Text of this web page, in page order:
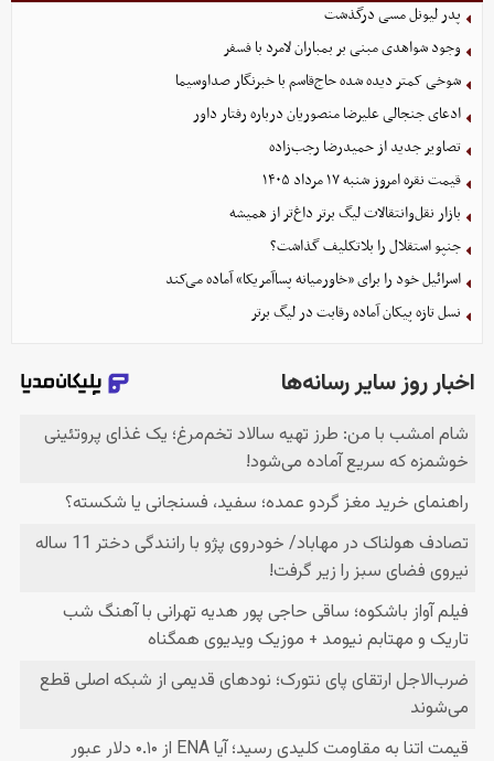
پدر لیونل مسی درگذشت
وجود شواهدی مبنی بر بمباران لامرد با فسفر
شوخی کمتر دیده شده حاج‌قاسم با خبرنگار صداوسیما
ادعای جنجالی علیرضا منصوریان درباره رفتار داور
تصاویر جدید از حمیدرضا رجب‌زاده
قیمت نقره امروز شنبه ۱۷ مرداد ۱۴۰۵
بازار نقل‌وانتقالات لیگ برتر داغ‌تر از همیشه
جنپو استقلال را بلاتکلیف گذاشت؟
اسرائیل خود را برای «خاورمیانه پساآمریکا» آماده می‌کند
نسل تازه پیکان آماده رقابت در لیگ برتر